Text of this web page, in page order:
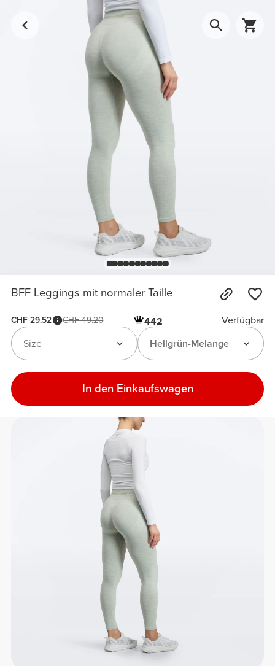
BFF Leggings mit normaler Taille
CHF 29.52 CHF 49.20 442
Verfügbar
Hellgrün-Melange
Size
In den Einkaufswagen